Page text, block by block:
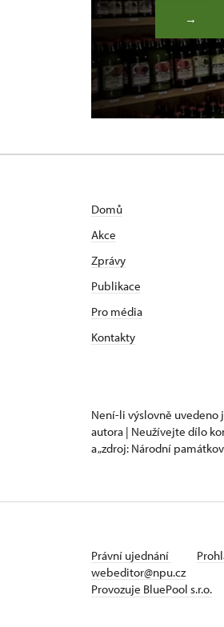
→
Domů
Akce
Zprávy
Publikace
Pro média
Kontakty
Není-li výslovně
autora | Neužívejte dílo
a „zdroj: Národní
Právní ujednání
webeditor@npu.cz
Provozuje BluePool s.r.o.